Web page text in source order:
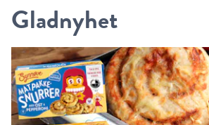
Gladnyhet